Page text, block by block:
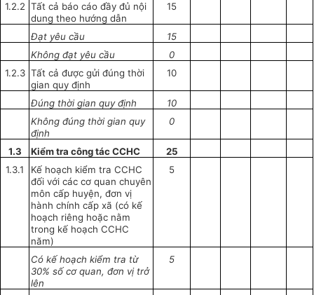
1.2.2 Tất cả báo cáo đầy đủ nội
dung theo hướng dẫn
15
Đạt yêu cầu
15
Không đạt yêu cầu
0
1.2.3 Tất cả được gửi đúng thời
gian quy định
10
Đúng thời gian quy định
10
Không đúng thời gian quy
định
0
1.3 Kiểm tra công tác CCHC
25
1.3.1
Kế hoạch kiểm tra CCHC
đối với các cơ quan chuyên
môn cấp huyện, đơn vị
hành chính cấp xã (có kế
hoạch riêng hoặc nằm
trong kế hoạch CCHC
năm)
5
Có kế hoạch kiểm tra từ
30% số cơ quan, đơn vị trở
lên
5